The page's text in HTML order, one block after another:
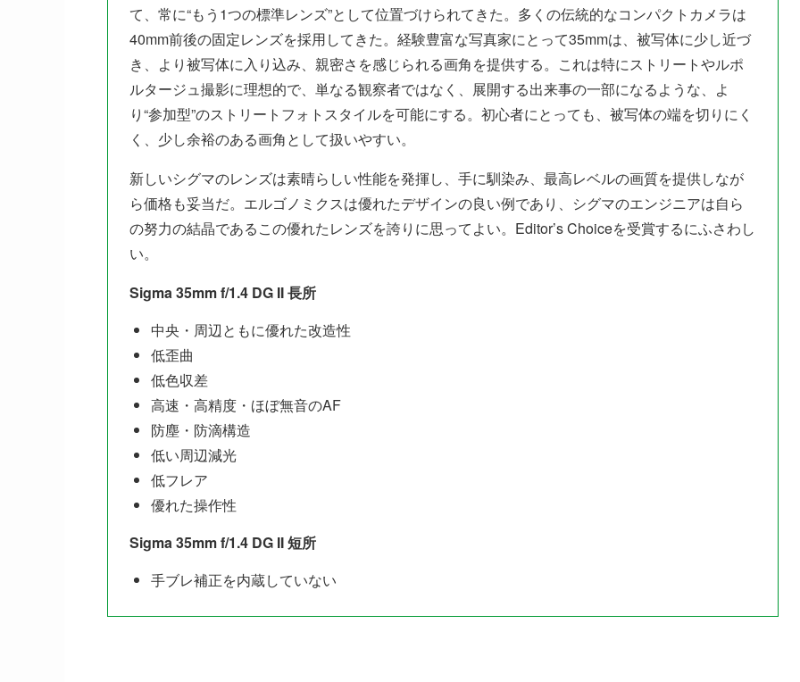
て、常に“もう1つの標準レンズ”として位置づけられてきた。多くの伝統的なコンパクトカメラは
40mm前後の固定レンズを採用してきた。経験豊富な写真家にとって35mmは、被写体に少し近づ
き、より被写体に入り込み、親密さを感じられる画角を提供する。これは特にストリートやルポ
ルタージュ撮影に理想的で、単なる観察者ではなく、展開する出来事の一部になるような、よ
り“参加型”のストリートフォトスタイルを可能にする。初心者にとっても、被写体の端を切りにく
く、少し余裕のある画角として扱いやすい。
新しいシグマのレンズは素晴らしい性能を発揮し、手に馴染み、最高レベルの画質を提供しなが
ら価格も妥当だ。エルゴノミクスは優れたデザインの良い例であり、シグマのエンジニアは自ら
の努力の結晶であるこの優れたレンズを誇りに思ってよい。Editor’s Choiceを受賞するにふさわし
い。
Sigma 35mm f/1.4 DG II 長所
中央・周辺ともに優れた改造性
低歪曲
低色収差
高速・高精度・ほぼ無音のAF
防塵・防滴構造
低い周辺減光
低フレア
優れた操作性
Sigma 35mm f/1.4 DG II 短所
手ブレ補正を内蔵していない